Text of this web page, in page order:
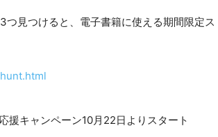
見つけると、電子書籍に使える期間限定ス